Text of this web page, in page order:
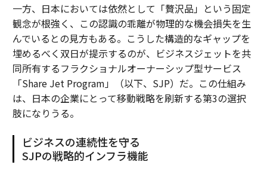
一方、日本においては依然として「贅沢品」という固定
観念が根強く、この認識の乖離が物理的な機会損失を生
んでいるとの見方もある。こうした構造的なギャップを
埋めるべく双日が提示するのが、ビジネスジェットを共
同所有するフラクショナルオーナーシップ型サービス
「Share Jet Program」（以下、SJP）だ。この仕組み
は、日本の企業にとって移動戦略を刷新する第3の選択
肢になりうる。
ビジネスの連続性を守る
SJPの戦略的インフラ機能